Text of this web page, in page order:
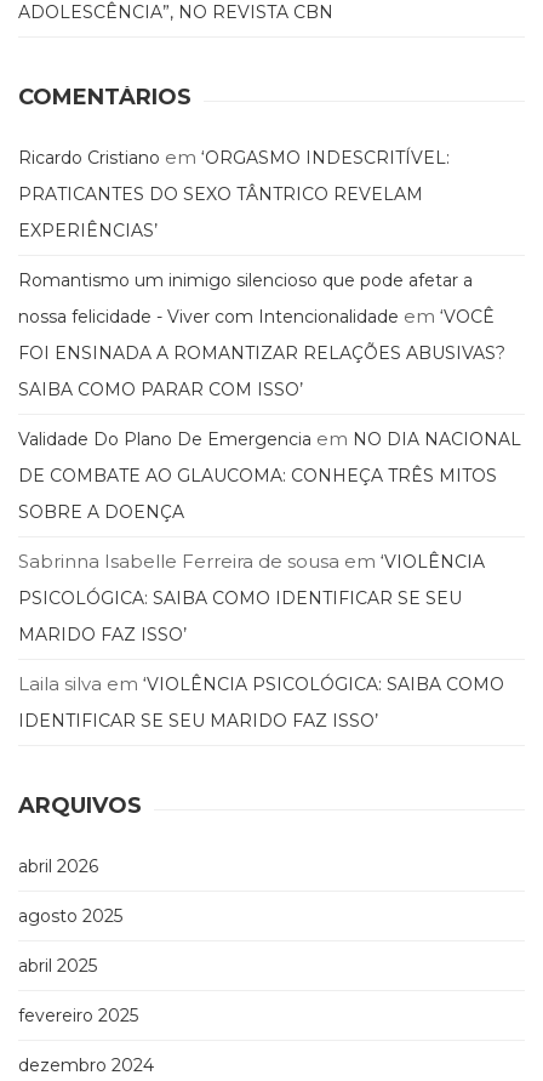
(33)
Rádio
Relações
e
Comunicação
(31)
Religião,
Filosofia
(63)
(132)
Sem
(0)
Televisão
Temas
africanos
Terapia
Ocupacional
RH
Turismo
Vida
(32)
ADOLESCÊNCIA”, NO REVISTA CBN
COMENTÁRIOS
Ricardo Cristiano em ‘ORGASMO INDESCRITÍVEL:
PRATICANTES DO SEXO TÂNTRICO REVELAM
EXPERIÊNCIAS’
Romantismo um inimigo silencioso que pode afetar a
nossa felicidade - Viver com Intencionalidade em ‘VOCÊ
FOI ENSINADA A ROMANTIZAR RELAÇÕES ABUSIVAS?
SAIBA COMO PARAR COM ISSO’
Validade Do Plano De Emergencia em NO DIA NACIONAL
DE COMBATE AO GLAUCOMA: CONHEÇA TRÊS MITOS
SOBRE A DOENÇA
Sabrinna Isabelle Ferreira de sousa em ‘VIOLÊNCIA
PSICOLÓGICA: SAIBA COMO IDENTIFICAR SE SEU
MARIDO FAZ ISSO’
Laila silva em ‘VIOLÊNCIA PSICOLÓGICA: SAIBA COMO
IDENTIFICAR SE SEU MARIDO FAZ ISSO’
ARQUIVOS
abril 2026
agosto 2025
abril 2025
fevereiro 2025
dezembro 2024